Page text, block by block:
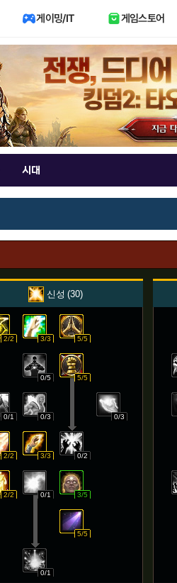
게이밍/IT 게임스토어
시대
신성 30
2/2 3/3 5/5
0/5 5/5
0/1 0/3 0/3
2/2 3/3 0/2
2/2 0/1 3/5
5/5
0/1